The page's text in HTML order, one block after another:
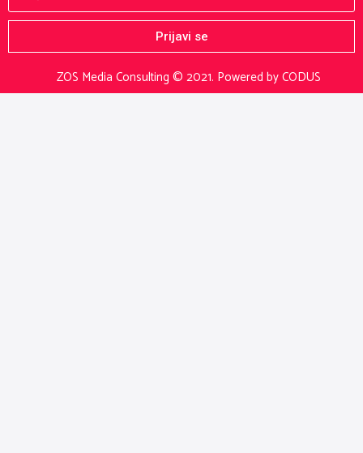
ZOS Media Consulting © 2021. Powered by CODUS
Prijavi se